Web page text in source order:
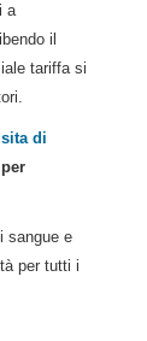
a
il
tariffa si
di
sangue e
per tutti i